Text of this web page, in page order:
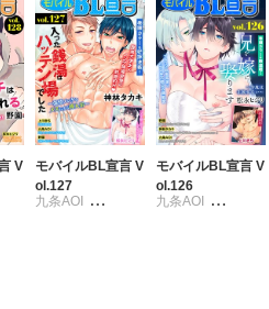
V
モバイルBL宣言 V
ol.127
九条AOI
モバイルBL宣言 V
ol.126
九条AOI